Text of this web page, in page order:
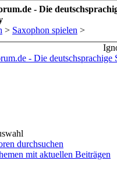
- Die
> Saxophon spielen >
durchsuchen
mit aktuellen Beiträgen